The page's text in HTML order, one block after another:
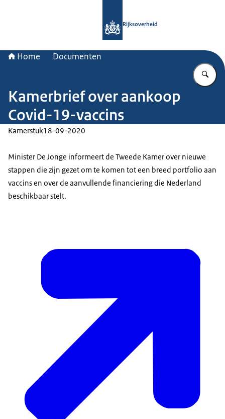
Rijksoverheid
Home Documenten
Kamerbrief over aankoop
Covid-19-vaccins
Kamerstuk18-09-2020
Minister De Jonge informeert de Tweede Kamer over nieuwe
stappen die zijn gezet om te komen tot een breed portfolio aan
vaccins en over de aanvullende financiering die Nederland
beschikbaar stelt.